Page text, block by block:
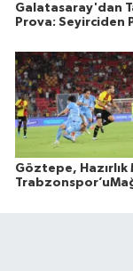
Galatasaray'dan
Prova: Seyirciden
Göztepe, Hazırlık